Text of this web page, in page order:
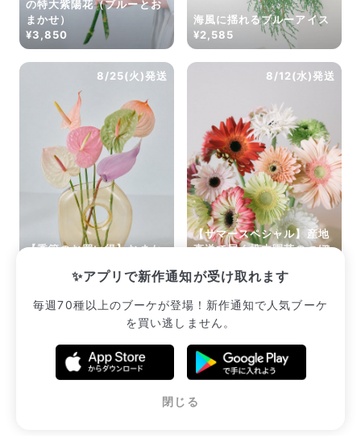
✨アプリで新作通知が受け取れます
毎週70種以上のブーケが登場！新作通知で人気ブーケ
を買い逃しません。
閉じる
の特大紫陽花（ブルーとお
まかせ）
¥3,850
海風に揺れるブルーアイス
¥2,585
8/25(火)発送
【季節のお買い得】おまか
8/12(水)発送
【サマースペシャル】産地
直送で届く松木園芸のつぼ
¥2,552
販売中のブーケ一覧へ